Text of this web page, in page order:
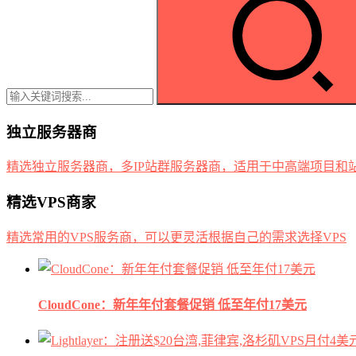
独立服务器商
精选独立服务器商，多IP站群服务器商，适用于中高端项目和
精选VPS商家
精选常用的VPS服务商，可以更灵活根据自己的需求选择VPS
CloudCone：新年年付套餐促销 低至年付17美元